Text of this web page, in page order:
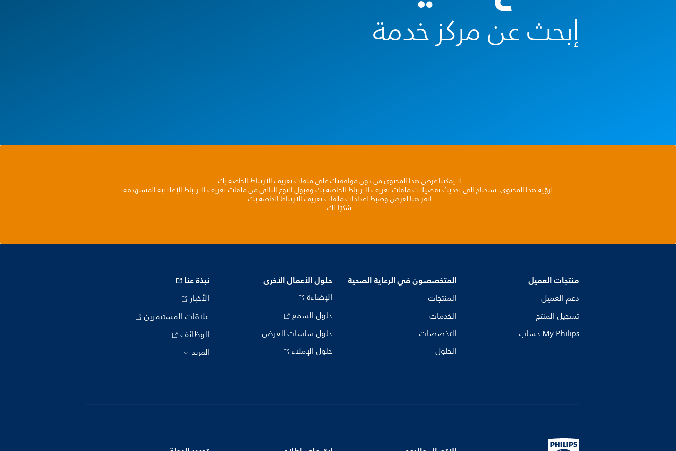
إبحث عن مركز خدمة
لا يمكننا عرض هذا المحتوى من دون موافقتك على ملفات تعريف الارتباط الخاصة بك.
لرؤية هذا المحتوى، ستحتاج إلى تحديث تفضيلات ملفات تعريف الارتباط الخاصة بك وقبول النوع التالي من ملفات تعريف الارتباط الإعلانية المستهدفة
انقر هنا لعرض وضبط إعدادات ملفات تعريف الارتباط الخاصة بك.
شكرًا لك.
منتجات العميل
دعم العميل
تسجيل المنتج
My Philips حساب
المتخصصون في الرعاية الصحية
المنتجات
الخدمات
التخصصات
الحلول
حلول الأعمال الأخرى
الإضاءة
حلول السمع
حلول شاشات العرض
حلول الإملاء
نبذة عنا
الأخبار
علاقات المستثمرين
الوظائف
المزيد